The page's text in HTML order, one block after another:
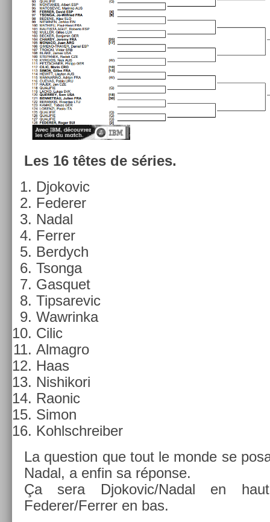
Les 16 têtes de séries.
Djokovic
Feder­er
Nadal
Ferr­er
Be­rdych
Tson­ga
Gas­quet
Tip­sarevic
Waw­rinka
Cilic
Al­mag­ro
Haas
Nis­hikori
Raonic
Simon
Kohlschreib­er
La ques­tion que tout le monde se
Nadal, a enfin sa réponse.
Ça sera Djokovic/Nad­al en
Federer/Ferr­er en bas.